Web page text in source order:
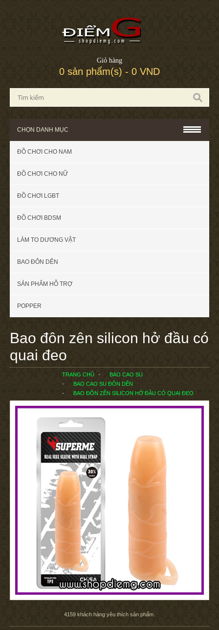
Giỏ hàng
0 sản phẩm(s) - 0 VND
CHỌN DANH MỤC
ĐỒ CHƠI CHO NAM
ĐỒ CHƠI CHO NỮ
ĐỒ CHƠI LGBT
ĐỒ CHƠI BDSM
LÀM TO DƯƠNG VẬT
BAO ĐÔN DÊN
SẢN PHẨM HỖ TRỢ
POPPER
Bao đôn zên silicon hở đầu có
quai đeo
TRANG CHỦ
BAO CAO SU
BAO CAO SU ĐÔN DÊN
BAO ĐÔN ZÊN SILICON HỞ ĐẦU CÓ QUAI ĐEO
4159 khách hàng yêu thích sản phẩm.